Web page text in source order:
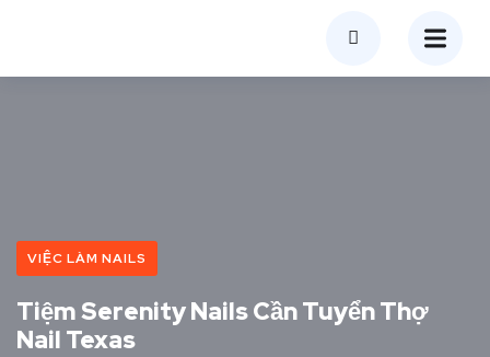
VIỆC LÀM NAILS
Tiệm Serenity Nails Cần Tuyển Thợ
Nail Texas